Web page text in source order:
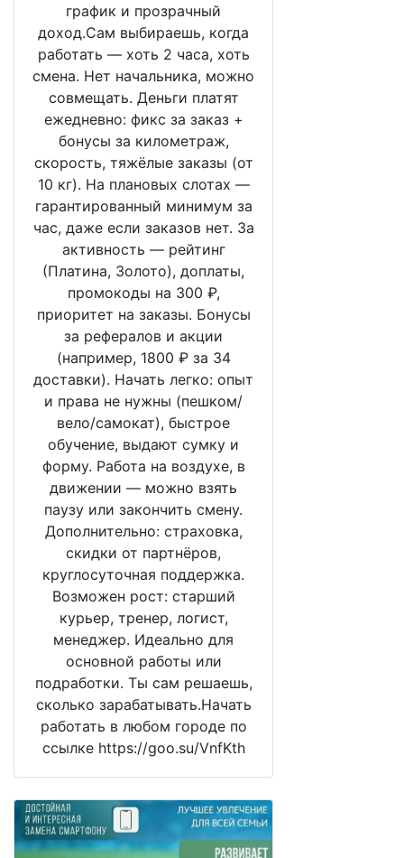
график и прозрачный
доход.Сам выбираешь, когда
работать — хоть 2 часа, хоть
смена. Нет начальника, можно
совмещать. Деньги платят
ежедневно: фикс за заказ +
бонусы за километраж,
скорость, тяжёлые заказы (от
10 кг). На плановых слотах —
гарантированный минимум за
час, даже если заказов нет. За
активность — рейтинг
(Платина, Золото), доплаты,
промокоды на 300 ₽,
приоритет на заказы. Бонусы
за рефералов и акции
(например, 1800 ₽ за 34
доставки). Начать легко: опыт
и права не нужны (пешком/
вело/самокат), быстрое
обучение, выдают сумку и
форму. Работа на воздухе, в
движении — можно взять
паузу или закончить смену.
Дополнительно: страховка,
скидки от партнёров,
круглосуточная поддержка.
Возможен рост: старший
курьер, тренер, логист,
менеджер. Идеально для
основной работы или
подработки. Ты сам решаешь,
сколько зарабатывать.Начать
работать в любом городе по
ссылке https://goo.su/VnfKth